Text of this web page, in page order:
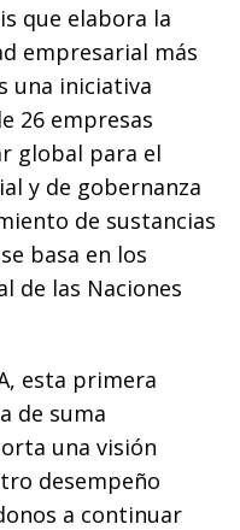
que elabora la
empresarial más
una iniciativa
26 empresas
global para el
y de gobernanza
de sustancias
basa en los
de las Naciones
esta primera
de suma
una visión
desempeño
a continuar